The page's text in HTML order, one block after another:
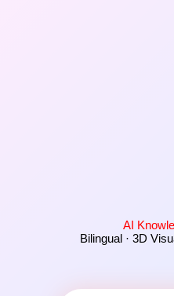
AI
Bilingual · 3D